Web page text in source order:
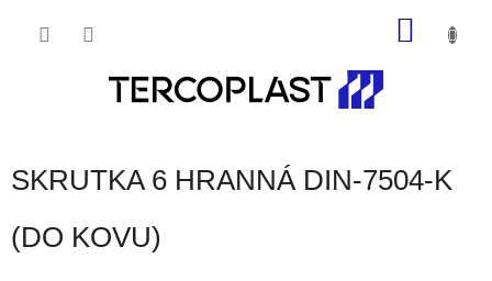
SKRUTKA 6 HRANNÁ DIN-7504-K
(DO KOVU)